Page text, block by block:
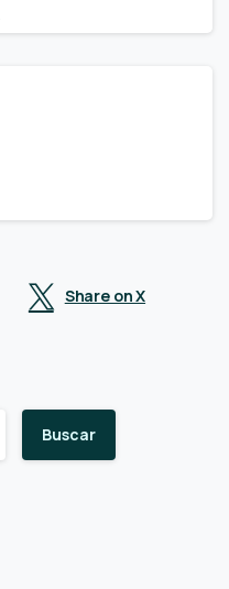
Share on X
Buscar